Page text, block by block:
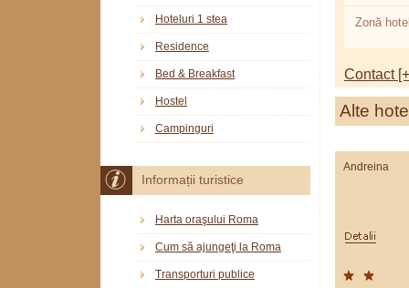
Zonă
Contact
Alte
Andreina
Hoteluri 1 stea
Residence
Bed & Breakfast
Hostel
Campinguri
Informații turistice
Harta oraşului Roma
Cum să ajungeţi la Roma
Transporturi publice